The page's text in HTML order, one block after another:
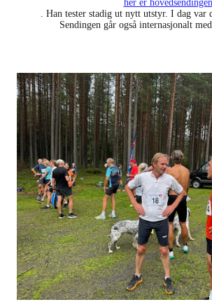
her er hovedsendingen
. Han tester stadig ut nytt utstyr. I dag var
Sendingen går også internasjonalt